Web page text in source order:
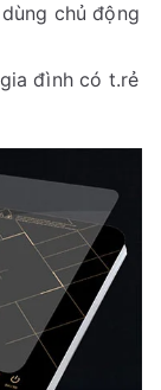
chủ động
đình có t.rẻ